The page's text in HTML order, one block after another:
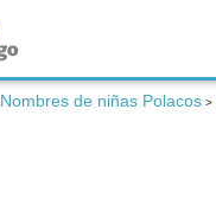
Nombres de niñas Polacos >